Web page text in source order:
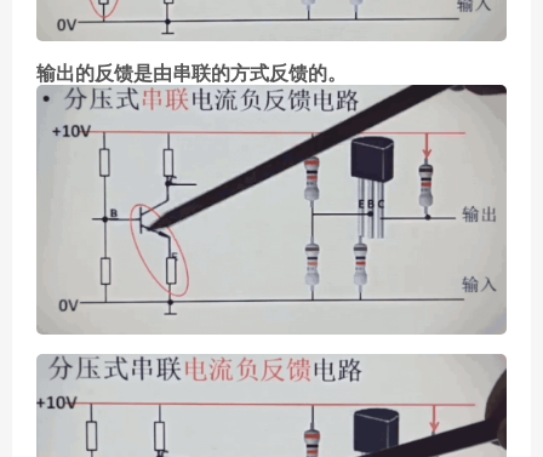
输出的反馈是由串联的方式反馈的。